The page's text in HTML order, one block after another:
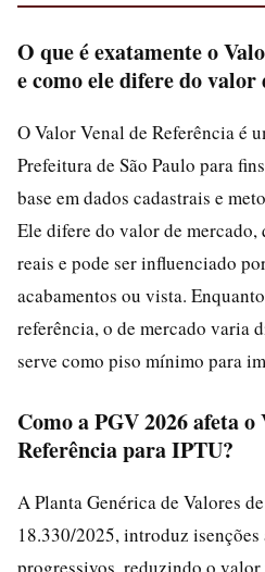
O que é exatamente o
e como ele difere do valor
O Valor Venal de Referência é
Prefeitura de São Paulo para
base em dados cadastrais e
Ele difere do valor de mercado,
reais e pode ser influenciado
acabamentos ou vista.
referência, o de mercado varia
serve como piso mínimo para
Como a PGV 2026 afeta
Referência para IPTU?
A Planta Genérica de Valores
18.330/2025, introduz isenções